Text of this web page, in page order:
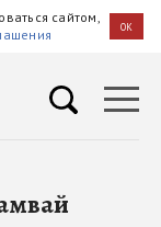
сайтом,
OK